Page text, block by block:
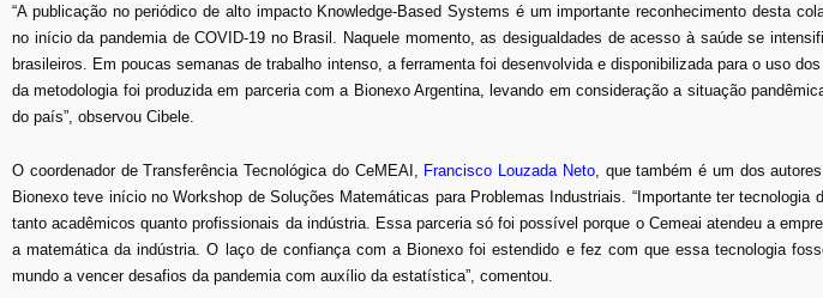
“A publicação no periódico de alto impacto Knowledge-Based Systems é um importante reconhecimento desta
no início da pandemia de COVID-19 no Brasil. Naquele momento, as desigualdades de acesso à saúde se
brasileiros. Em poucas semanas de trabalho intenso, a ferramenta foi desenvolvida e disponibilizada para o uso
da metodologia foi produzida em parceria com a Bionexo Argentina, levando em consideração a situação
do país”, observou Cibele.
O coordenador de Transferência Tecnológica do CeMEAI, Francisco Louzada Neto, que também é um dos
Bionexo teve início no Workshop de Soluções Matemáticas para Problemas Industriais. “Importante ter tecnologia
tanto acadêmicos quanto profissionais da indústria. Essa parceria só foi possível porque o Cemeai atendeu a
a matemática da indústria. O laço de confiança com a Bionexo foi estendido e fez com que essa tecnologia
mundo a vencer desafios da pandemia com auxílio da estatística”, comentou.